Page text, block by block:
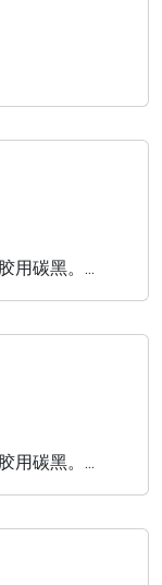
用碳黑。...
用碳黑。...